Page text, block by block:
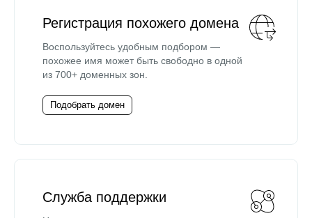
Регистрация похожего домена
Воспользуйтесь удобным подбором —
похожее имя может быть свободно в одной
из 700+ доменных зон.
Подобрать домен
Служба поддержки